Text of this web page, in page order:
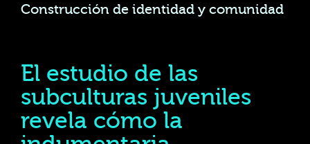
Construcción de identidad y comunidad
El estudio de las
subculturas juveniles
revela cómo la